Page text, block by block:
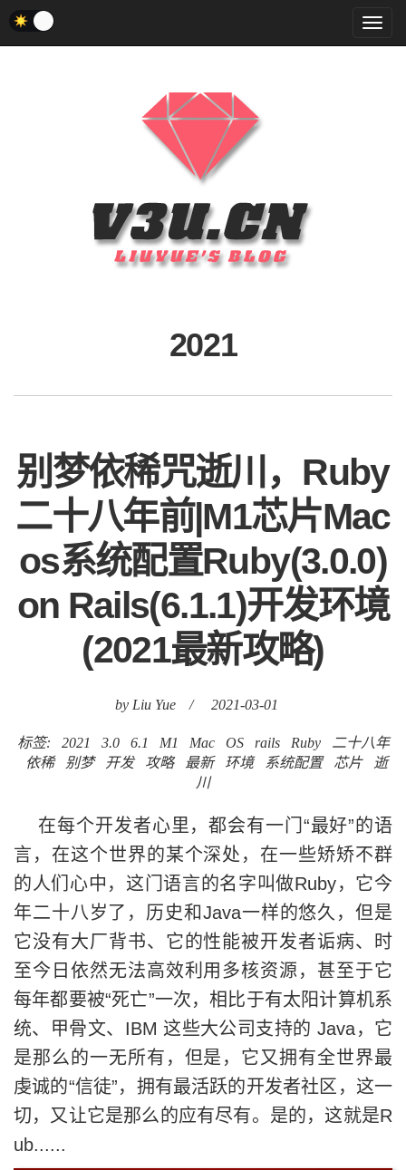
菜
单
2021
别梦依稀咒逝川，Ruby
二十八年前|M1芯片Mac
os系统配置Ruby(3.0.0)
on Rails(6.1.1)开发环境
(2021最新攻略)
by Liu Yue / 2021-03-01
标签: 2021 3.0 6.1 M1 Mac OS rails Ruby
二十八年
依稀
别梦 开发 攻略 最新 环境 系统配置 芯片
逝
川
在每个开发者心里，都会有一门“最好”的语
言，在这个世界的某个深处，在一些矫矫不群
的人们心中，这门语言的名字叫做Ruby，它今
年二十八岁了，历史和Java一样的悠久，但是
它没有大厂背书、它的性能被开发者诟病、时
至今日依然无法高效利用多核资源，甚至于它
每年都要被“死亡”一次，相比于有太阳计算机系
统、甲骨文、IBM 这些大公司支持的 Java，它
是那么的一无所有，但是，它又拥有全世界最
虔诚的“信徒”，拥有最活跃的开发者社区，这一
切，又让它是那么的应有尽有。是的，这就是R
ub......